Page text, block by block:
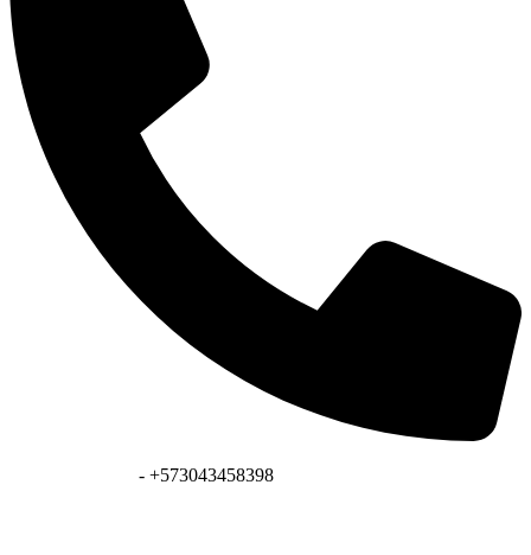
- +573043458398